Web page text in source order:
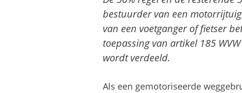
bestuurder van een
van een voetganger of fietser
toepassing van artikel 185
wordt verdeeld.
Als een gemotoriseerde